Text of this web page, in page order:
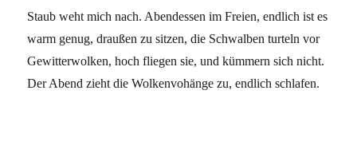
Staub weht mich nach. Abendessen im Freien, endlich ist es
warm genug, draußen zu sitzen, die Schwalben turteln vor
Gewitterwolken, hoch fliegen sie, und kümmern sich nicht.
Der Abend zieht die Wolkenvohänge zu, endlich schlafen.